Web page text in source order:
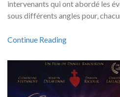
intervenants qui ont abordé les
sous différents angles pour,
Continue Reading